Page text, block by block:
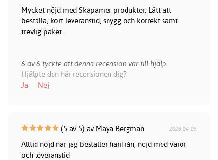
Mycket nöjd med Skapamer produkter. Lätt att
beställa, kort leveranstid, snygg och korrekt samt
trevlig paket.
6 av 6 tyckte att denna recension var till hjälp.
Hjälpte den här recensionen dig?
Ja
Nej
(5 av 5) av Maya Bergman 2026-04-05
Alltid nöjd när jag beställer härifrån, nöjd med varor
och leveranstid